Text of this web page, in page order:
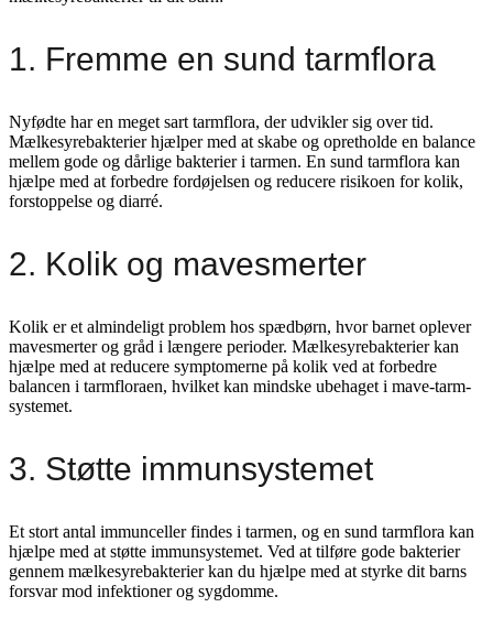
1. Fremme en sund tarmflora
Nyfødte har en meget sart tarmflora, der udvikler sig over tid.
Mælkesyrebakterier hjælper med at skabe og opretholde en balance
mellem gode og dårlige bakterier i tarmen. En sund tarmflora kan
hjælpe med at forbedre fordøjelsen og reducere risikoen for kolik,
forstoppelse og diarré.
2. Kolik og mavesmerter
Kolik er et almindeligt problem hos spædbørn, hvor barnet oplever
mavesmerter og gråd i længere perioder. Mælkesyrebakterier kan
hjælpe med at reducere symptomerne på kolik ved at forbedre
balancen i tarmfloraen, hvilket kan mindske ubehaget i mave-tarm-
systemet.
3. Støtte immunsystemet
Et stort antal immunceller findes i tarmen, og en sund tarmflora kan
hjælpe med at støtte immunsystemet. Ved at tilføre gode bakterier
gennem mælkesyrebakterier kan du hjælpe med at styrke dit barns
forsvar mod infektioner og sygdomme.